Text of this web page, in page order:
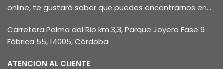
online, te gustará saber que puedes encontrarnos en...
Carretera Palma del Rio km 3,3, Parque Joyero Fase 9
Fábrica 55, 14005, Córdoba
ATENCION AL CLIENTE